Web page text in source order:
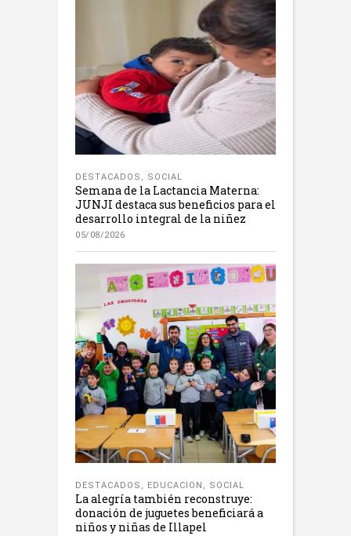
DESTACADOS SOCIAL
Semana de la Lactancia Materna:
JUNJI destaca sus beneficios para el
desarrollo integral de la niñez
05/08/2026
DESTACADOS , EDUCACION , SOCIAL
La alegría también reconstruye:
donación de juguetes beneficiará a
niños y niñas de Illapel